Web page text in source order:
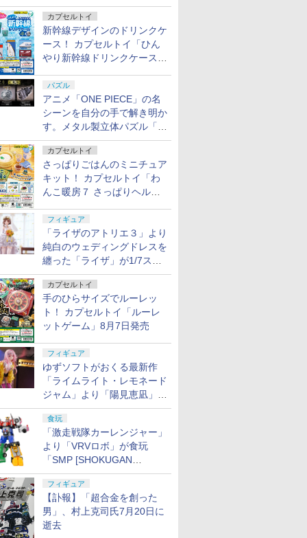
タビュー
カプセルトイ
新幹線デザインのドリンクケ
ース！ カプセルトイ「ひん
やり新幹線ドリンクケース」
パズル
アニメ「ONE PIECE」の名
シーンを自分の手で解き明か
す。メタル製立体パズル「は
ずる ONE PIECE」シリーズ
3種が登場
カプセルトイ
さっぱりごはんのミニチュア
キット！ カプセルトイ「わ
んこ暖房７ さっぱりヘルシ
フィギュア
「ライザのアトリエ３」より
純白のウェディングドレスを
纏った「ライザ」が1/7スケ
ールフィギュアで登場！
カプセルトイ
手のひらサイズでルーレッ
ト！ カプセルトイ「ルーレ
ットゲーム」8月7日発売
フィギュア
ゆずソフトがおくる最新作
「ライムライト・レモネード
ジャム」より「陽見恵凪」が
1/3.5スケールフィギュアで
登場！
食玩
「激走戦隊カーレンジャー」
より「VRVロボ」が食玩
「SMP [SHOKUGAN
MODELING PROJECT]」に
登場！
フィギュア
【訃報】「超合金を創った
男」、村上克司氏7月20日に
逝去